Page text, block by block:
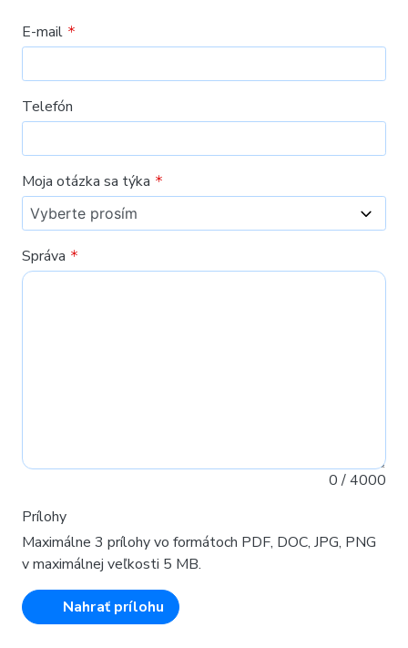
E-mail
Telefón
Moja otázka sa týka
Správa
0 / 4000
Prílohy
Maximálne 3 prílohy vo formátoch PDF, DOC, JPG, PNG
v maximálnej veľkosti 5 MB.
Nahrať prílohu